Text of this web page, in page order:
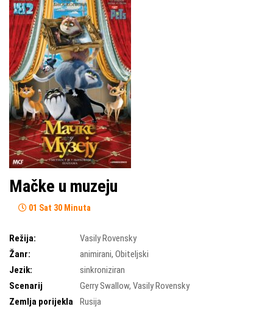
Mačke u muzeju
01 Sat 30 Minuta
Režija:
Vasily Rovensky
Žanr:
animirani,Obiteljski
Jezik:
sinkroniziran
Scenarij
Gerry Swallow,Vasily Rovensky
Zemlja porijekla
Rusija